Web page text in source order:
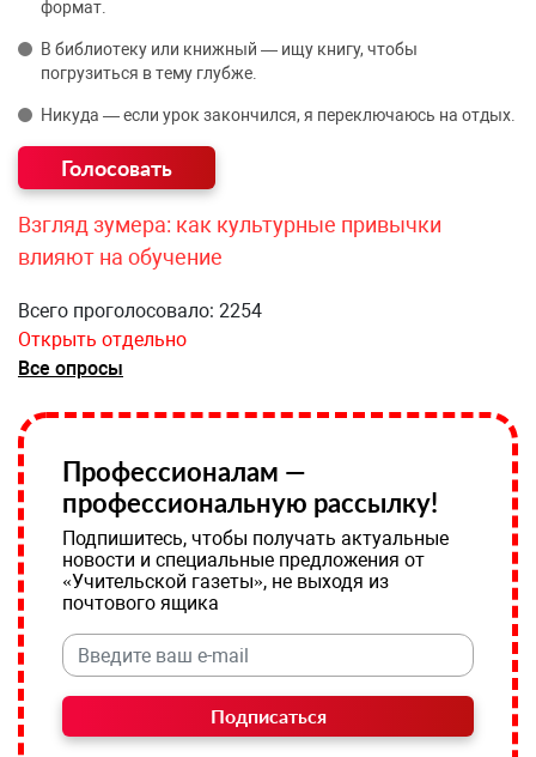
формат.
В библиотеку или книжный — ищу книгу, чтобы
погрузиться в тему глубже.
Никуда — если урок закончился, я переключаюсь на отдых.
Взгляд зумера: как культурные привычки
влияют на обучение
Всего проголосовало: 2254
Открыть отдельно
Все опросы
Профессионалам —
профессиональную рассылку!
Подпишитесь, чтобы получать актуальные
новости и специальные предложения от
«Учительской газеты», не выходя из
почтового ящика
Подписаться